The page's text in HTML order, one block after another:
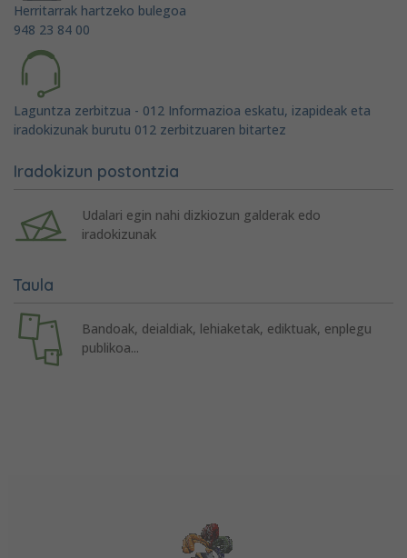
Herritarrak hartzeko bulegoa
948 23 84 00
Laguntza zerbitzua - 012 Informazioa eskatu, izapideak eta
iradokizunak burutu 012 zerbitzuaren bitartez
Iradokizun postontzia
Udalari egin nahi dizkiozun galderak edo
iradokizunak
Taula
Bandoak, deialdiak, lehiaketak, ediktuak, enplegu
publikoa...